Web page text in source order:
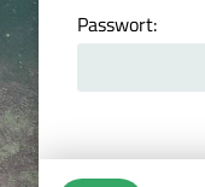
Passwort: